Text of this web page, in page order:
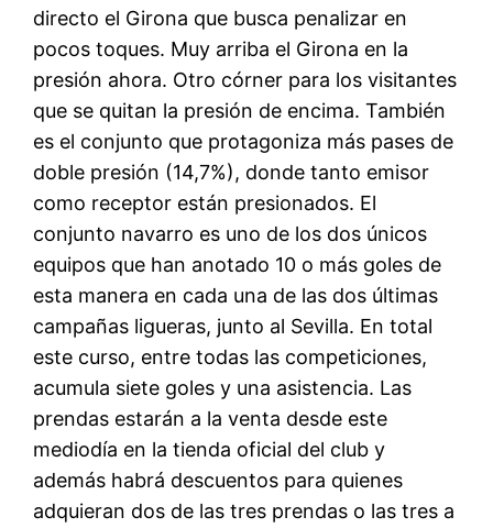
directo el Girona que busca penalizar en
pocos toques. Muy arriba el Girona en la
presión ahora. Otro córner para los visitantes
que se quitan la presión de encima. También
es el conjunto que protagoniza más pases de
doble presión (14,7%), donde tanto emisor
como receptor están presionados. El
conjunto navarro es uno de los dos únicos
equipos que han anotado 10 o más goles de
esta manera en cada una de las dos últimas
campañas ligueras, junto al Sevilla. En total
este curso, entre todas las competiciones,
acumula siete goles y una asistencia. Las
prendas estarán a la venta desde este
mediodía en la tienda oficial del club y
además habrá descuentos para quienes
adquieran dos de las tres prendas o las tres a